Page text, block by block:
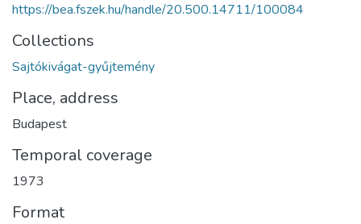
https://bea.fszek.hu/handle/20.500.14711/100084
Collections
Sajtókivágat-gyűjtemény
Place, address
Budapest
Temporal coverage
1973
Format